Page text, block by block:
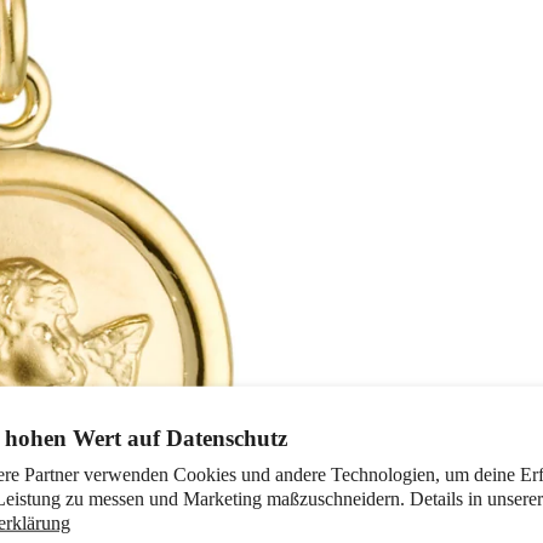
Wert auf Datenschutz
Partner verwenden Cookies und andere Technologien, um deine
zu messen und Marketing maßzuschneidern. Details in unserer